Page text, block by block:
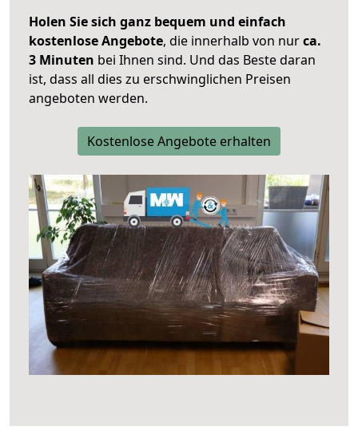
Holen Sie sich ganz bequem und einfach
kostenlose Angebote, die innerhalb von nurca.
3 Minuten bei Ihnen sind. Und das Beste daran
ist, dass all dies zu erschwinglichen Preisen
angeboten werden.
Kostenlose Angebote erhalten